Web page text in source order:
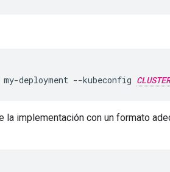
my-deployment --kubeconfig
implementación con un formato